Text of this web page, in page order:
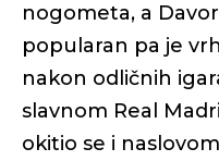
nogometa, a
popularan pa je
nakon odličnih
slavnom Real
okitio se i